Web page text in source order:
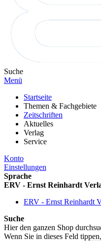
Suche
Menü
Startseite
Themen & Fachgebiete
Zeitschriften
Aktuelles
Verlag
Service
Konto
Einstellungen
Sprache
ERV - Ernst Reinhardt
ERV - Ernst Reinhardt
Suche
Hier den ganzen Shop
Wenn Sie in dieses Feld